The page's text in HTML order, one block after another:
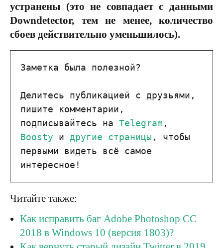
устранены (это не совпадает с данными
Downdetector, тем не менее, количество
сбоев действительно уменьшилось).
Заметка была полезной?
Делитесь публикацией с друзьями,
пишите комментарии,
подписывайтесь на Telegram
Boosty и другие страницы , чтобы
первыми видеть всё самое
интересное!
Читайте также:
Как исправить баг Adobe Photoshop CС
2018 в Windows 10 (версия 1803)?